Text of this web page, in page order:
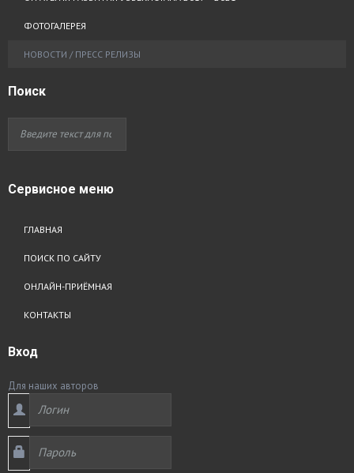
ФОТОГАЛЕРЕЯ
НОВОСТИ / ПРЕСС РЕЛИЗЫ
Поиск
Сервисное меню
ГЛАВНАЯ
ПОИСК ПО САЙТУ
ОНЛАЙН-ПРИЁМНАЯ
КОНТАКТЫ
Вход
Для наших авторов